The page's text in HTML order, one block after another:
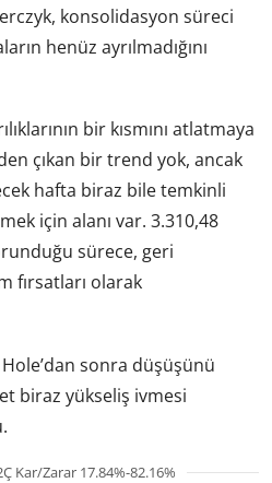
konsolidasyon süreci
henüz ayrılmadığını
bir kısmını atlatmaya
çıkan bir trend yok, ancak
hafta biraz bile temkinli
için alanı var. 3.310,48
sürece, geri
fırsatları olarak
sonra düşüşünü
biraz yükseliş ivmesi
Kar/Zarar 17.84%-82.16%